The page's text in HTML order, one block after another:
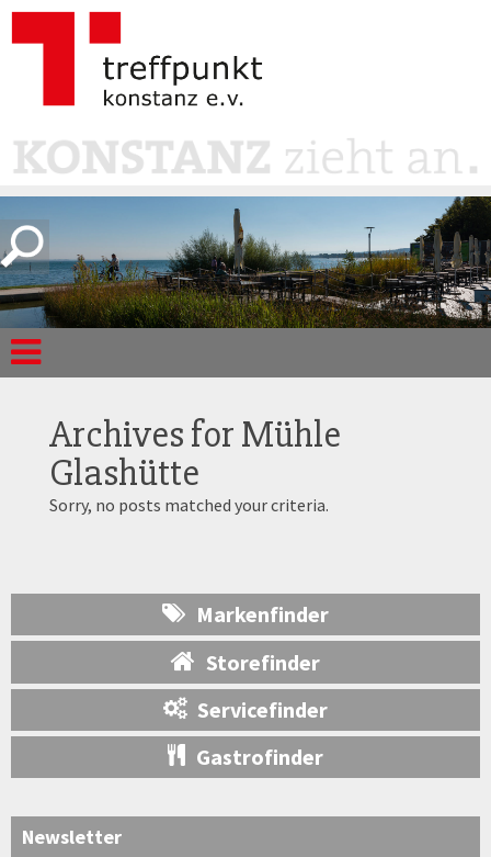
Archives forMühle
Glashütte
Sorry, no posts matched your criteria.
Markenfinder
Storefinder
Servicefinder
Gastrofinder
Newsletter